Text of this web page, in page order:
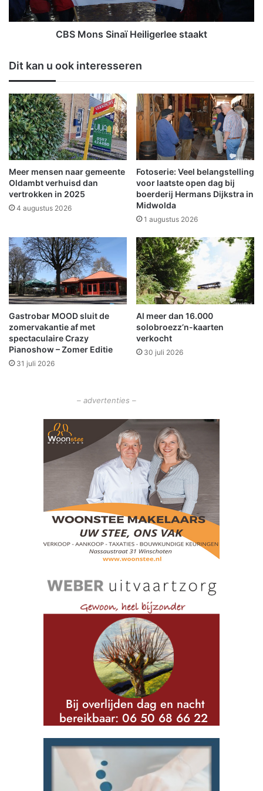
e
c
h
t
i
n
W
i
n
s
c
h
o
n
v
a
n
g
e
n
o
n
t
s
S
i
H
e
i
l
i
g
e
r
l
e
e
s
a
k
t
CBS Mons Sinaï Heiligerlee staakt
Dit kan u ook interesseren
Meer mensen naar gemeente
Oldambt verhuisd dan
vertrokken in 2025
4 augustus 2026
Fotoserie: Veel belangstelling
voor laatste open dag bij
boerderij Hermans Dijkstra in
Midwolda
1 augustus 2026
Gastrobar MOOD sluit de
zomervakantie af met
spectaculaire Crazy
Pianoshow – Zomer Editie
31 juli 2026
Al meer dan 16.000
solobroezz’n-kaarten
verkocht
30 juli 2026
– advertenties –